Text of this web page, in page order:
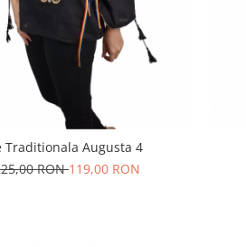
Traditionala Augusta 4
RON119,00 RON